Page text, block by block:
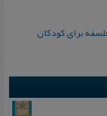
برای کودکان